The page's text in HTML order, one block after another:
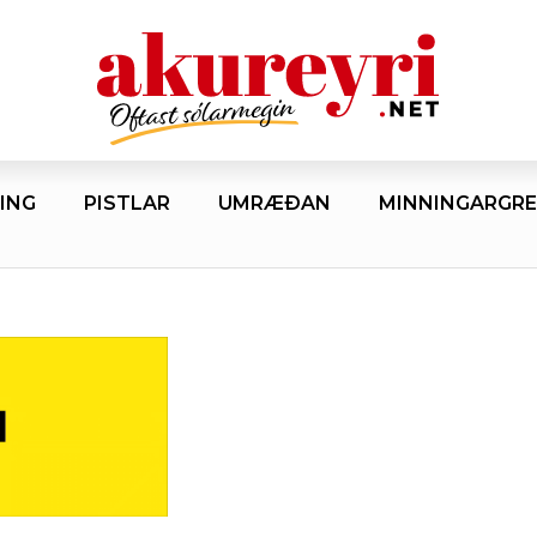
PISTLAR UMRÆÐAN